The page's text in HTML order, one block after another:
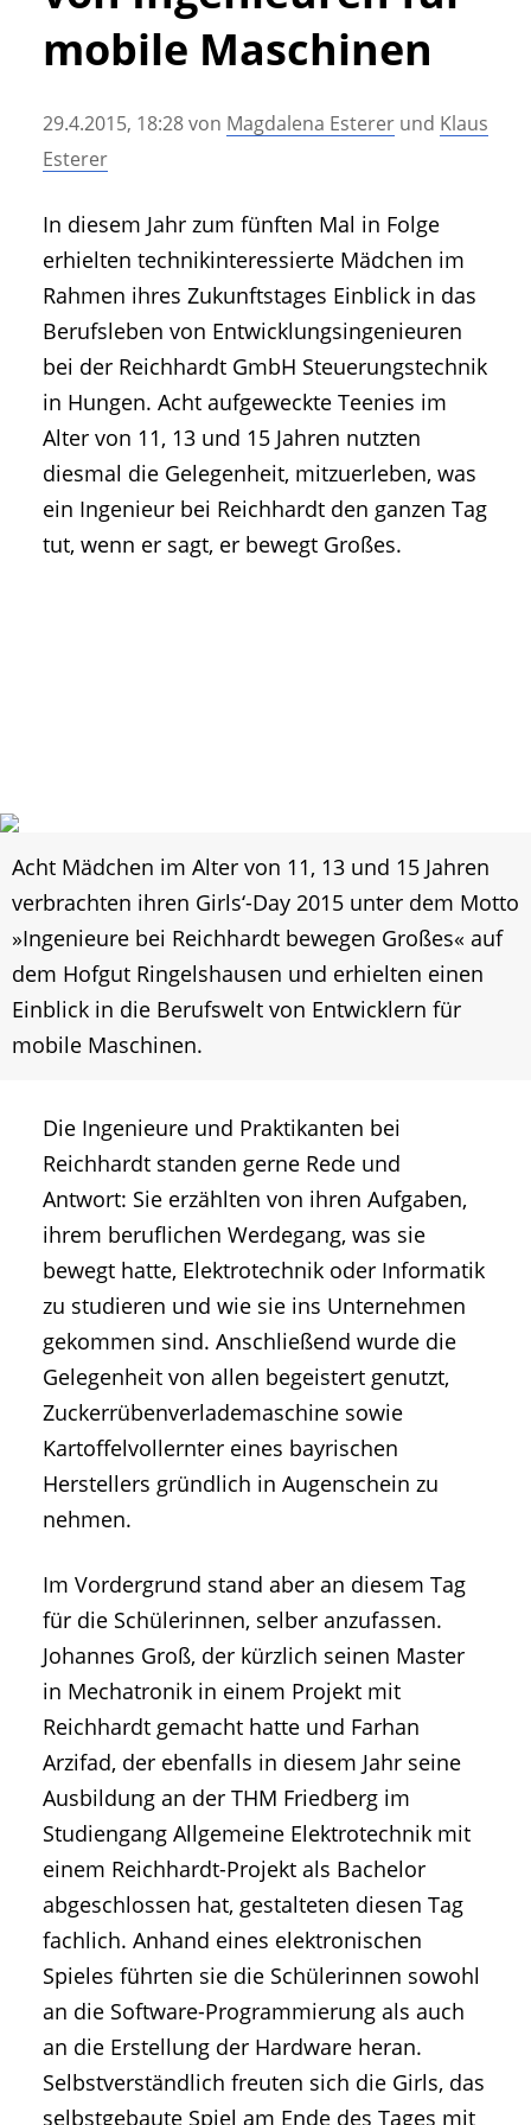
• Geschichte und Geschichten
• Messen und Veranstaltungen
• Agritechnica Neuheiten Archiv
• Artikel nach Hersteller/Marke
mobile Maschinen
29.4.2015, 18:28von Magdalena Esterer und Klaus
Esterer
In diesem Jahr zum fünften Mal in Folge
erhielten technikinteressierte Mädchen im
Rahmen ihres Zukunftstages Einblick in das
Berufsleben von Entwicklungsingenieuren
bei der Reichhardt GmbH Steuerungstechnik
in Hungen. Acht aufgeweckte Teenies im
Alter von 11, 13 und 15 Jahren nutzten
diesmal die Gelegenheit, mitzuerleben, was
ein Ingenieur bei Reichhardt den ganzen Tag
tut, wenn er sagt, er bewegt Großes.
Acht Mädchen im Alter von 11, 13 und 15 Jahren
verbrachten ihren Girls‘-Day 2015 unter dem Motto
»Ingenieure bei Reichhardt bewegen Großes« auf
dem Hofgut Ringelshausen und erhielten einen
Einblick in die Berufswelt von Entwicklern für
mobile Maschinen.
Die Ingenieure und Praktikanten bei
Reichhardt standen gerne Rede und
Antwort: Sie erzählten von ihren Aufgaben,
ihrem beruflichen Werdegang, was sie
bewegt hatte, Elektrotechnik oder Informatik
zu studieren und wie sie ins Unternehmen
gekommen sind. Anschließend wurde die
Gelegenheit von allen begeistert genutzt,
Zuckerrübenverlademaschine sowie
Kartoffelvollernter eines bayrischen
Herstellers gründlich in Augenschein zu
nehmen.
Im Vordergrund stand aber an diesem Tag
für die Schülerinnen, selber anzufassen.
Johannes Groß, der kürzlich seinen Master
in Mechatronik in einem Projekt mit
Reichhardt gemacht hatte und Farhan
Arzifad, der ebenfalls in diesem Jahr seine
Ausbildung an der THM Friedberg im
Studiengang Allgemeine Elektrotechnik mit
einem Reichhardt-Projekt als Bachelor
abgeschlossen hat, gestalteten diesen Tag
fachlich. Anhand eines elektronischen
Spieles führten sie die Schülerinnen sowohl
an die Software-Programmierung als auch
an die Erstellung der Hardware heran.
Selbstverständlich freuten sich die Girls, das
selbstgebaute Spiel am Ende des Tages mit